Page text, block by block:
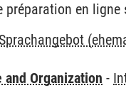
en ligne
Organization -